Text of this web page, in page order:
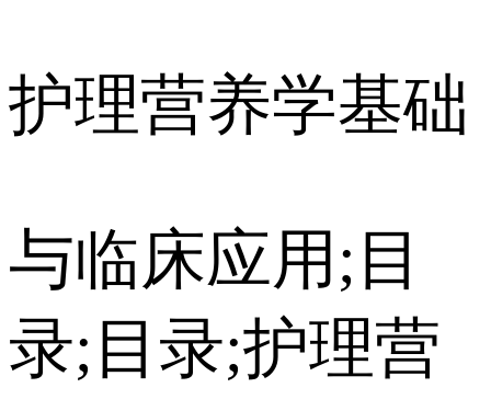
护理营养学基础
与临床应用;目
录;目录;护理营